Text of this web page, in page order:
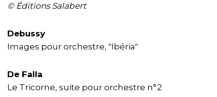
© Éditions Salabert
Debussy
Images pour orchestre, "Ibéria"
De Falla
Le Tricorne, suite pour orchestre n°2